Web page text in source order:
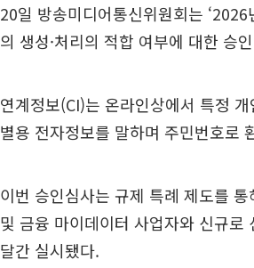
20일 방송미디어통신위원회는
의 생성·처리의 적합 여부에 대한 승
연계정보(CI)는 온라인상에서 특정
별용 전자정보를 말하며 주민번호로
이번 승인심사는 규제 특례 제도를
및 금융 마이데이터 사업자와 신규
달간 실시됐다.